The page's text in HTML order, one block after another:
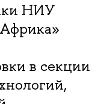
НИУ
в секции